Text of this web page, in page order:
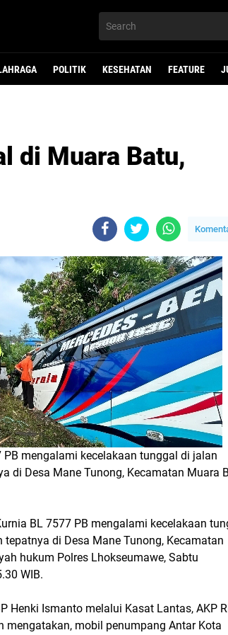
POLITIK KESEHATAN FEATURE
di Muara Batu,
mengalami kecelakaan tunggal di jalan
di Desa Mane Tunong, Kecamatan Muara
BL 7577 PB mengalami kecelakaan
di Desa Mane Tunong, Kecamatan
hukum Polres Lhokseumawe, Sabtu
WIB.
Henki Ismanto melalui Kasat Lantas, AKP
mengatakan, mobil penumpang Antar Kota